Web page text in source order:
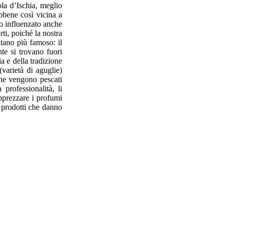
d’Ischia, meglio
così vicina a
influenzato anche
poiché la nostra
più famoso: il
si trovano fuori
e della tradizione
di aguglie)
vengono pescati
professionalità, li
i profumi
che danno